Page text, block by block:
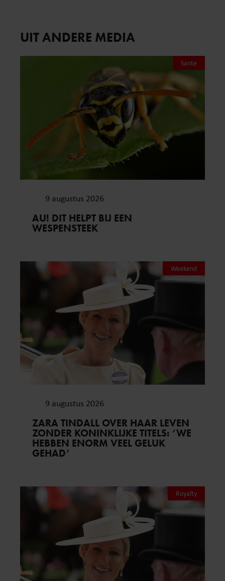
UIT ANDERE MEDIA
Sante
9 augustus 2026
AU! DIT HELPT BIJ EEN
WESPENSTEEK
Weekend
9 augustus 2026
ZARA TINDALL OVER HAAR LEVEN
ZONDER KONINKLIJKE TITELS: ‘WE
HEBBEN ENORM VEEL GELUK
GEHAD’
Royalty